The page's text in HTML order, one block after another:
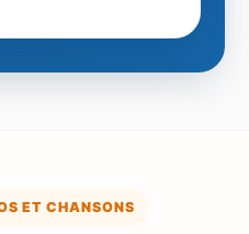
ET CHANSONS